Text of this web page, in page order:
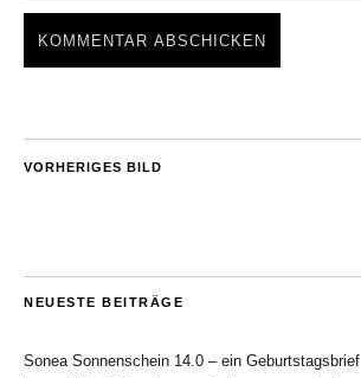
VORHERIGES BILD
NEUESTE BEITRÄGE
Sonea Sonnenschein 14.0 – ein Geburtstagsbrief